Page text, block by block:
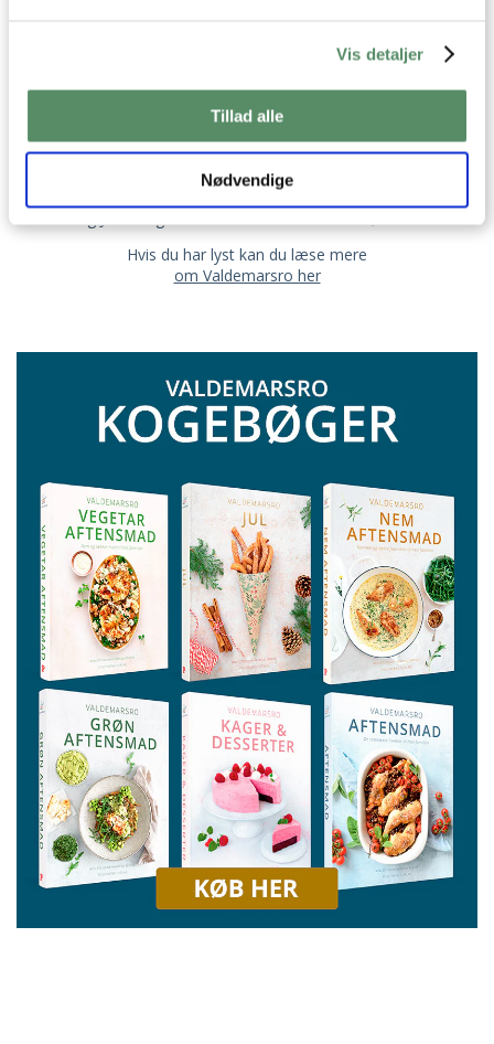
Vis detaljer
Tillad alle
Nødvendige
bag opskrifterne her på Valdemarsro.
Jeg elsker at lave mad og finde på nye lækre,
velsmagende opskrifter, som jeg deler med jer her på
Valdemarsro, i mine kogebøger og imine ugentlige
madplaner
Jeg bor i Aarhus sammen med Martin, vores børn Julie
Hvis du har lyst kan du læse mere
om Valdemarsro her